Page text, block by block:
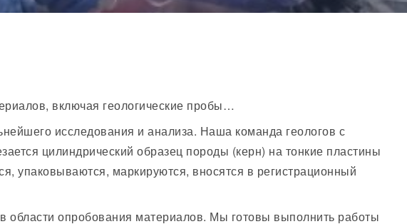
включая геологические пробы…
исследования и анализа. Наша команда геологов с
цилиндрический образец породы (керн) на тонкие пластины
упаковываются, маркируются, вносятся в регистрационный
опробования материалов. Мы готовы выполнить работы